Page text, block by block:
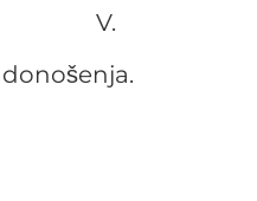
V.